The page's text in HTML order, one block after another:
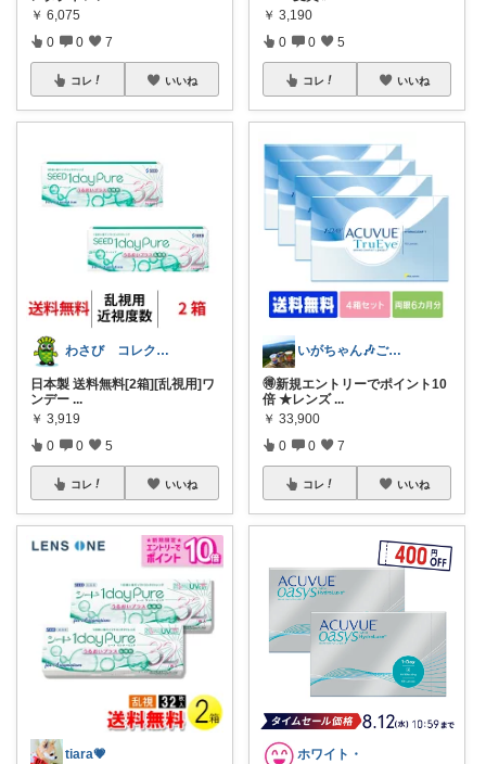
￥ 6,075
0 0 7
コレ いいね
わさび コレクションもご利用ください
日本製 送料無料[2箱][乱視用]ワ
ンデー ...
￥ 3,919
0 0 5
コレ いいね
tiara💗
￥ 3,190
0 0 5
コレ いいね
いがちゃん🎶ご購入感謝です🎶
🉐新規エントリーでポイント10
倍 ★レンズ ...
￥ 33,900
0 0 7
コレ いいね
ホワイト・